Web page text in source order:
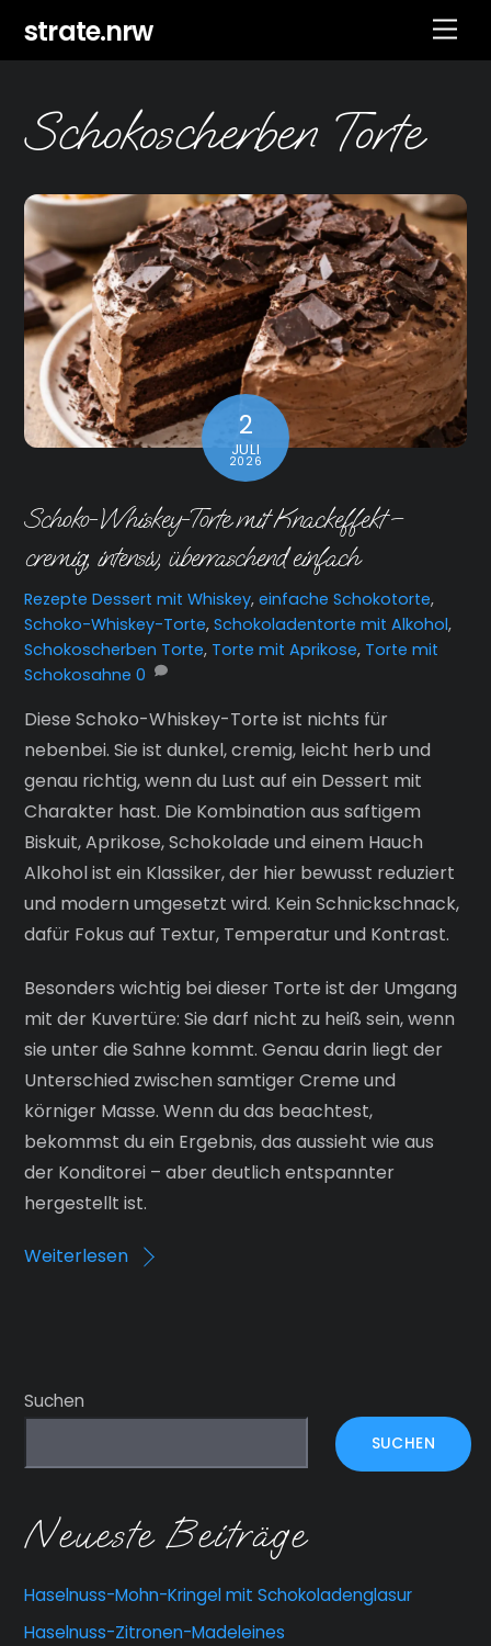
strate.nrw
Schokoscherben Torte
2
JULI
2026
Schoko-Whiskey-Torte mit Knackeffekt –
cremig, intensiv, überraschend einfach
Rezepte Dessert mit Whiskey,einfache Schokotorte,
Schoko-Whiskey-Torte,Schokoladentorte mit Alkohol,
Schokoscherben Torte, Torte mit Aprikose, Torte mit
Schokosahne 0
Diese Schoko-Whiskey-Torte ist nichts für
nebenbei. Sie ist dunkel, cremig, leicht herb und
genau richtig, wenn du Lust auf ein Dessert mit
Charakter hast. Die Kombination aus saftigem
Biskuit, Aprikose, Schokolade und einem Hauch
Alkohol ist ein Klassiker, der hier bewusst reduziert
und modern umgesetzt wird. Kein Schnickschnack,
dafür Fokus auf Textur, Temperatur und Kontrast.
Besonders wichtig bei dieser Torte ist der Umgang
mit der Kuvertüre: Sie darf nicht zu heiß sein, wenn
sie unter die Sahne kommt. Genau darin liegt der
Unterschied zwischen samtiger Creme und
körniger Masse. Wenn du das beachtest,
bekommst du ein Ergebnis, das aussieht wie aus
der Konditorei – aber deutlich entspannter
hergestellt ist.
Weiterlesen
Suchen
SUCHEN
Neueste Beiträge
Haselnuss-Mohn-Kringel mit Schokoladenglasur
Haselnuss-Zitronen-Madeleines